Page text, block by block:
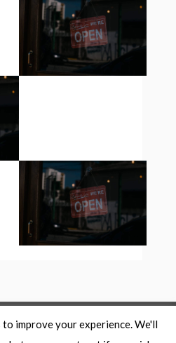
improve your experience. We'll